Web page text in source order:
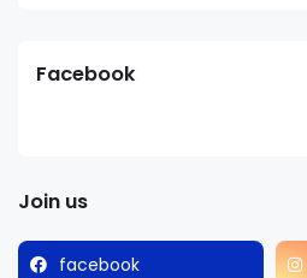
Facebook
Join us
facebook